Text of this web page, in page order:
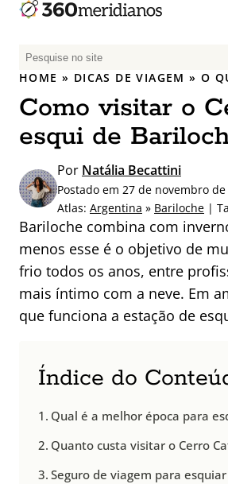
P
e
q
u
i
a
r
p
o
r
:
HOME » DICAS DE VIAGEM »O
Como visitar o
esqui de
Por Natália Becattini
Postado em 27 de novembro
Atlas: Argentina » Bariloche |
Bariloche combina com
menos esse é o objetivo de
frio todos os anos, entre
mais íntimo com a neve. Em
que funciona a estação de
Índice do
Qual é a melhor época para
Quanto custa visitar o Cerro
Seguro de viagem para